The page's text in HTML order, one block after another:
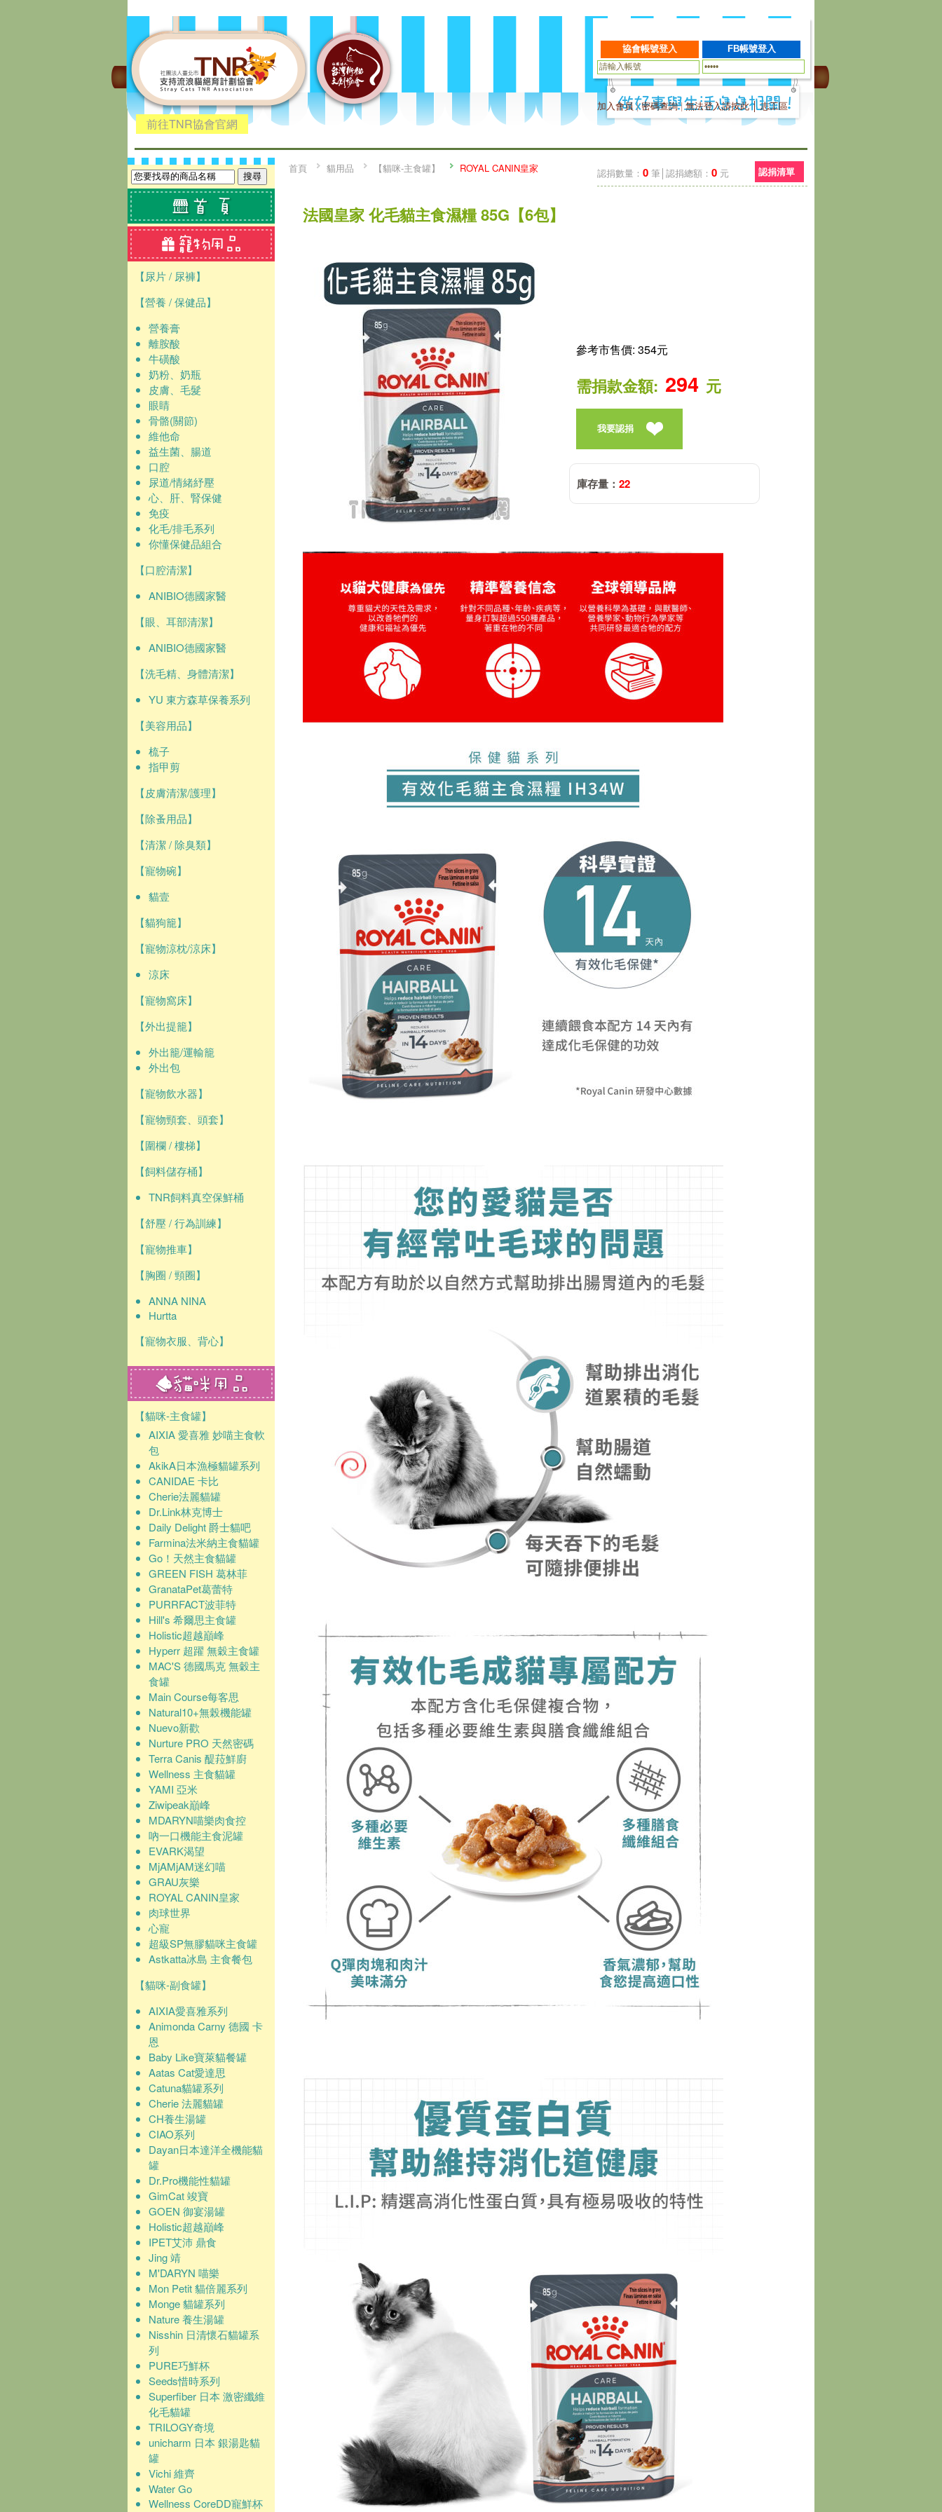
前往TNR協會官網
加入會員|密碼查詢|無法登入請按此│志工區
【尿片 / 尿褲】
【營養 / 保健品】
營養膏
離胺酸
牛磺酸
奶粉、奶瓶
皮膚、毛髮
眼睛
骨骼(關節)
維他命
益生菌、腸道
口腔
尿道/情緒紓壓
心、肝、腎保健
免疫
化毛/排毛系列
你懂保健品組合
【口腔清潔】
ANIBIO德國家醫
【眼、耳部清潔】
ANIBIO德國家醫
【洗毛精、身體清潔】
YU 東方森草保養系列
【美容用品】
梳子
指甲剪
【皮膚清潔/護理】
【除蚤用品】
【清潔 / 除臭類】
【寵物碗】
貓壹
【貓狗籠】
【寵物涼枕/涼床】
涼床
【寵物窩床】
【外出提籠】
外出籠/運輸籠
外出包
【寵物飲水器】
【寵物頸套、頭套】
【圍欄 / 樓梯】
【飼料儲存桶】
TNR飼料真空保鮮桶
【舒壓 / 行為訓練】
【寵物推車】
【胸圈 / 頸圈】
ANNA NINA
Hurtta
【寵物衣服、背心】
【貓咪-主食罐】
AIXIA 愛喜雅 妙喵主食軟
包
AkikA日本漁極貓罐系列
CANIDAE 卡比
Cherie法麗貓罐
Dr.Link林克博士
Daily Delight 爵士貓吧
Farmina法米納主食貓罐
Go！天然主食貓罐
GREEN FISH 葛林菲
GranataPet葛蕾特
PURRFACT波菲特
Hill's 希爾思主食罐
Holistic超越巔峰
Hyperr 超躍 無穀主食罐
MAC'S 德國馬克 無穀主
食罐
Main Course每客思
Natural10+無榖機能罐
Nuevo新歡
Nurture PRO 天然密碼
Terra Canis 醍菈鮮廚
Wellness 主食貓罐
YAMI 亞米
Ziwipeak巔峰
MDARYN喵樂肉食控
吶一口機能主食泥罐
EVARK渴望
MjAMjAM迷幻喵
GRAU灰樂
ROYAL CANIN皇家
肉球世界
心寵
超級SP無膠貓咪主食罐
Astkatta冰島 主食餐包
【貓咪-副食罐】
AIXIA愛喜雅系列
Animonda Carny 德國 卡
恩
Baby Like寶萊貓餐罐
Aatas Cat愛達思
Catuna貓罐系列
Cherie 法麗貓罐
CH養生湯罐
CIAO系列
Dayan日本達洋全機能貓
罐
Dr.Pro機能性貓罐
GimCat 竣寶
GOEN 御宴湯罐
Holistic超越巔峰
IPET艾沛 鼎食
Jing 靖
M'DARYN 喵樂
Mon Petit 貓倍麗系列
Monge 貓罐系列
Nature 養生湯罐
Nisshin 日清懷石貓罐系
列
PURE巧鮮杯
Seeds惜時系列
Superfiber 日本 激密纖維
化毛貓罐
TRILOGY奇境
unicharm 日本 銀湯匙貓
罐
Vichi 維齊
Water Go
Wellness CoreDD寵鮮杯
認捐數量： 0 筆│認捐總額： 0 元 認捐清單
首頁 貓用品 【貓咪-主食罐】 ROYAL CANIN皇家
法國皇家 化毛貓主食濕糧 85G【6包】
參考市售價: 354元
需捐款金額: 294 元
我要認捐
庫存量： 22